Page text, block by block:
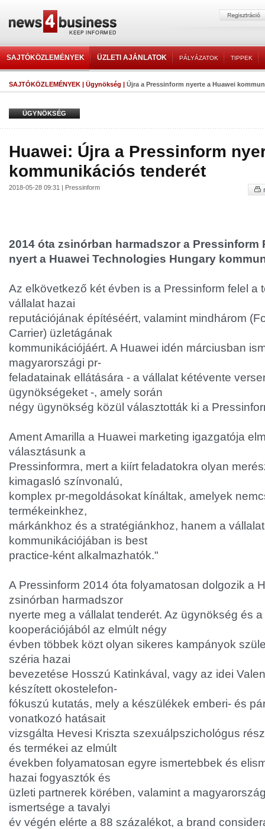
SAJTÓKÖZLEMÉNYEK ÜZLETI AJÁNLATOK PÁLYÁZATOK TIPPEK
SAJTÓKÖZLEMÉNYEK | Ügynökség | Újra a Pressinform nyerte a Huawei
ÜGYNÖKSÉG
Huawei: Újra a Pressinform
kommunikációs tenderét
2018-05-28 09:31 | Pressinform
2014 óta zsinórban harmadszor a Pressinform
nyert a Huawei Technologies Hungary
Az elkövetkező két évben is a Pressinform felel a
vállalat hazai
reputációjának építéséért, valamint mindhárom
Carrier) üzletágának
kommunikációjáért. A Huawei idén márciusban
magyarországi pr-
feladatainak ellátására - a vállalat kétévente
ügynökségeket -, amely során
négy ügynökség közül választották ki a
Ament Amarilla a Huawei marketing igazgatója
választásunk a
Pressinformra, mert a kiírt feladatokra olyan
kimagasló színvonalú,
komplex pr-megoldásokat kínáltak, amelyek
termékeinkhez,
márkánkhoz és a stratégiánkhoz, hanem a
kommunikációjában is best
practice-ként alkalmazhatók."
A Pressinform 2014 óta folyamatosan dolgozik a
zsinórban harmadszor
nyerte meg a vállalat tenderét. Az ügynökség és
kooperációjából az elmúlt négy
évben többek közt olyan sikeres kampányok
széria hazai
bevezetése Hosszú Katinkával, vagy az idei
készített okostelefon-
fókuszú kutatás, mely a készülékek emberi- és
vonatkozó hatásait
vizsgálta Hevesi Kriszta szexuálpszichológus
és termékei az elmúlt
években folyamatosan egyre ismertebbek és
hazai fogyasztók és
üzleti partnerek körében, valamint a
ismertsége a tavalyi
év végén elérte a 88 százalékot, a brand